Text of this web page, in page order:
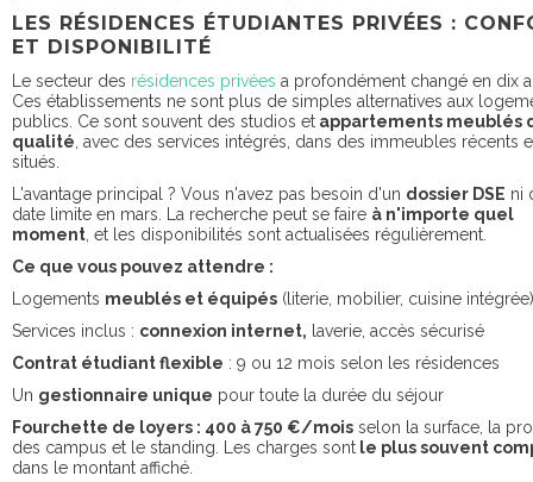
LES RÉSIDENCES ÉTUDIANTES PRIVÉES :
ET DISPONIBILITÉ
Le secteur des résidences privées a profondément changé en dix
Ces établissements ne sont plus de simples alternatives aux
publics. Ce sont souvent des studios et appartements meublés
qualité , avec des services intégrés, dans des immeubles récents
situés.
L'avantage principal ? Vous n'avez pas besoin d'un dossier DSE ni
date limite en mars. La recherche peut se faire à n'importe quel
moment , et les disponibilités sont actualisées régulièrement.
Ce que vous pouvez attendre :
Logements meublés et équipés (literie, mobilier, cuisine intégrée)
Services inclus : connexion internet, laverie, accès sécurisé
Contrat étudiant flexible : 9 ou 12 mois selon les résidences
Un gestionnaire unique pour toute la durée du séjour
Fourchette de loyers : 400 à 750 €/mois selon la surface, la
des campus et le standing. Les charges sont le plus souvent
dans le montant affiché.